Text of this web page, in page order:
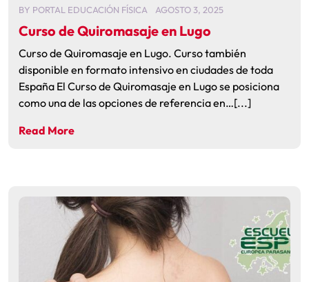
BY PORTAL EDUCACIÓN FÍSICA AGOSTO 3, 2025
Curso de Quiromasaje en Lugo
Curso de Quiromasaje en Lugo. Curso también
disponible en formato intensivo en ciudades de toda
España El Curso de Quiromasaje en Lugo se posiciona
como una de las opciones de referencia en…[...]
Read More